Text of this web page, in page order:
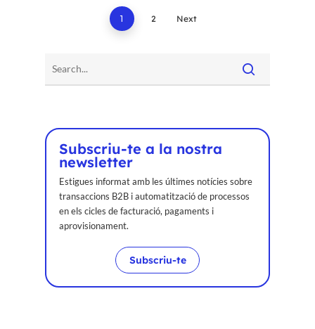
1 2 Next
Subscriu-te a la nostra
newsletter
Estigues informat amb les últimes notícies sobre
transaccions B2B i automatització de processos
en els cicles de facturació, pagaments i
aprovisionament.
Subscriu-te